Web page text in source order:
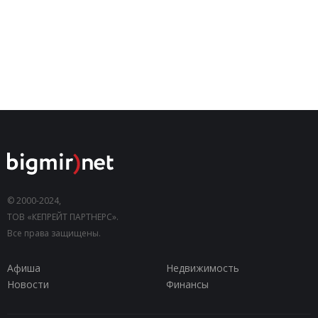
© 2000-2024,
ТОВ «КЕПРЕЙТ ПАРТНЕРС».
Все права защищены.
Афиша
Недвижимость
Новости
Финансы